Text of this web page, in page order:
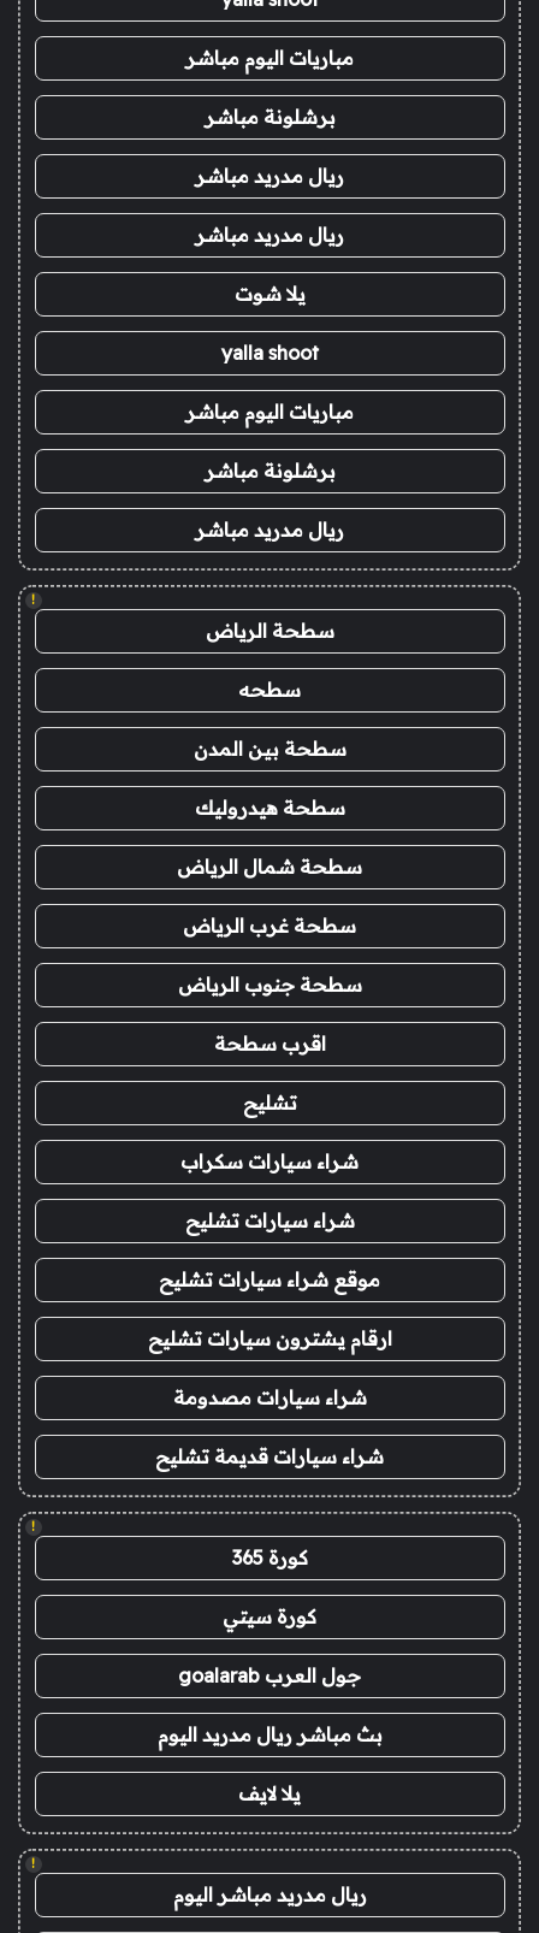
مباريات اليوم مباشر
برشلونة مباشر
ريال مدريد مباشر
ريال مدريد مباشر
يلا شوت
yalla shoot
مباريات اليوم مباشر
برشلونة مباشر
ريال مدريد مباشر
!
سطحة الرياض
سطحه
سطحة بين المدن
سطحة هيدروليك
سطحة شمال الرياض
سطحة غرب الرياض
سطحة جنوب الرياض
اقرب سطحة
تشليح
شراء سيارات سكراب
شراء سيارات تشليح
موقع شراء سيارات تشليح
ارقام يشترون سيارات تشليح
شراء سيارات مصدومة
شراء سيارات قديمة تشليح
!
كورة 365
كورة سيتي
جول العرب goalarab
بث مباشر ريال مدريد اليوم
يلا لايف
!
ريال مدريد مباشر اليوم